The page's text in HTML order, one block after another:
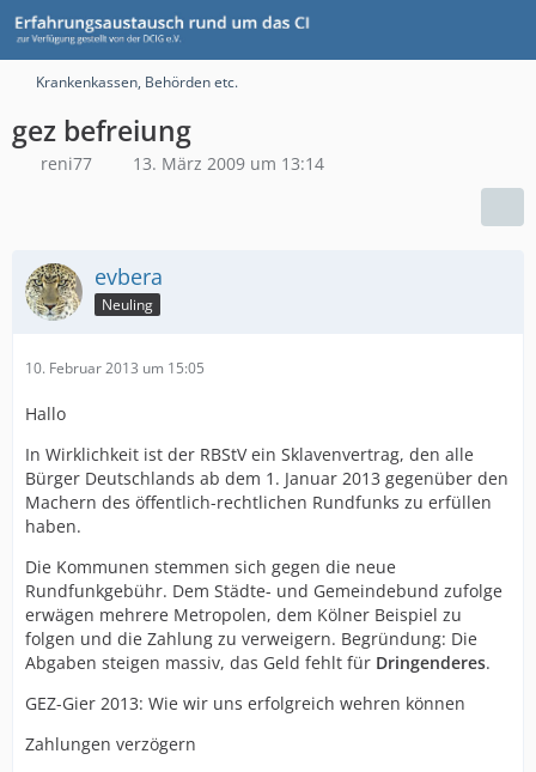
Krankenkassen, Behörden etc.
gez befreiung
reni77 13. März 2009 um 13:14
evbera
Neuling
10. Februar 2013 um 15:05
Hallo
In Wirklichkeit ist der RBStV ein Sklavenvertrag, den alle
Bürger Deutschlands ab dem 1. Januar 2013 gegenüber den
Machern des öffentlich-rechtlichen Rundfunks zu erfüllen
haben.
Die Kommunen stemmen sich gegen die neue
Rundfunkgebühr. Dem Städte- und Gemeindebund zufolge
erwägen mehrere Metropolen, dem Kölner Beispiel zu
folgen und die Zahlung zu verweigern. Begründung: Die
Abgaben steigen massiv, das Geld fehlt für Dringenderes.
GEZ-Gier 2013: Wie wir uns erfolgreich wehren können
Zahlungen verzögern